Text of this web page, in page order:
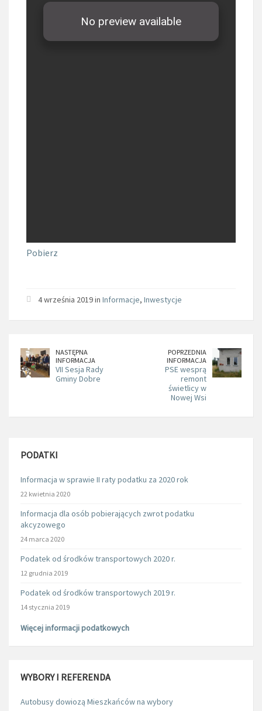
Pobierz
4 września 2019 in Informacje, Inwestycje
NASTĘPNA
INFORMACJA
VII Sesja Rady
Gminy Dobre
POPRZEDNIA
INFORMACJA
PSE wesprą
remont
świetlicy w
Nowej Wsi
PODATKI
Informacja w sprawie II raty podatku za 2020 rok
22 kwietnia 2020
Informacja dla osób pobierających zwrot podatku
akcyzowego
24 marca 2020
Podatek od środków transportowych 2020 r.
12 grudnia 2019
Podatek od środków transportowych 2019 r.
14 stycznia 2019
Więcej informacji podatkowych
WYBORY I REFERENDA
Autobusy dowiozą Mieszkańców na wybory